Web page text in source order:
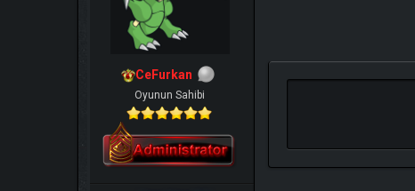
CeFurkan
Oyunun Sahibi